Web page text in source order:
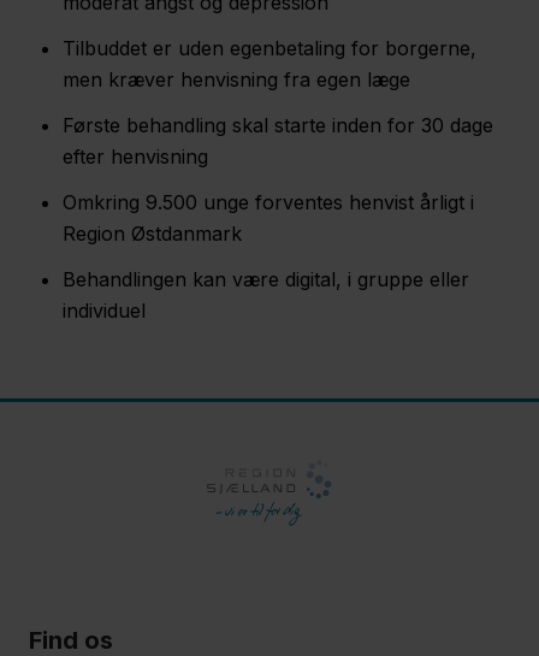
Tilbuddet er uden egenbetaling for borgerne,
men kræver henvisning fra egen læge
Første behandling skal starte inden for 30 dage
efter henvisning
Omkring 9.500 unge forventes henvist årligt i
Region Østdanmark
Behandlingen kan være digital, i gruppe eller
individuel
Find os